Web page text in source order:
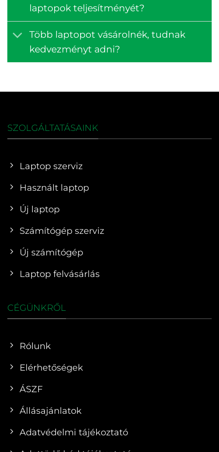
laptopok teljesítményét?
Több laptopot vásárolnék, tudnak
kedvezményt adni?
SZOLGÁLTATÁSAINK
Laptop szerviz
Használt laptop
Új laptop
Számítógép szerviz
Új számítógép
Laptop felvásárlás
CÉGÜNKRŐL
Rólunk
Elérhetőségek
ÁSZF
Állásajánlatok
Adatvédelmi tájékoztató